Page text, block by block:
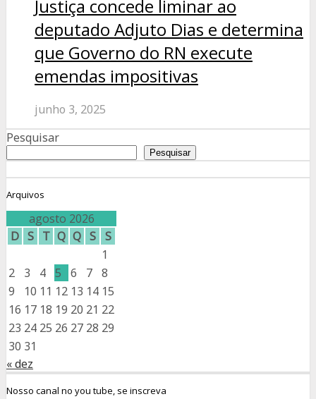
Justiça concede liminar ao
deputado Adjuto Dias e determina
que Governo do RN execute
emendas impositivas
junho 3, 2025
Pesquisar
Pesquisar
Arquivos
agosto 2026
D S T Q Q S
S
1
2
3 4 5 6 7 8
9
10 11 12 13 14 15
16 17 18 19 20 21 22
23 24 25 26 27 28 29
30 31
« dez
Nosso canal no you tube, se inscreva